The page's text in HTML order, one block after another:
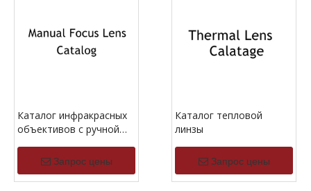
Каталог инфракрасных
объективов с ручной
Запрос цены
Каталог тепловой
линзы
Запрос цены